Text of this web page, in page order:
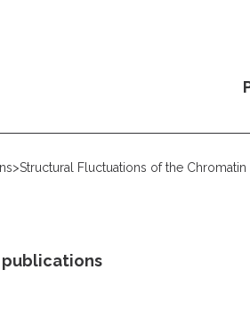
>Structural Fluctuations of the
publications